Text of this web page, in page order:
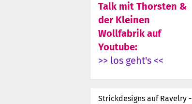
Talk mit Thorsten &
der Kleinen
Wollfabrik auf
Youtube:
>> los geht's <<
Strickdesigns auf Ravelry -